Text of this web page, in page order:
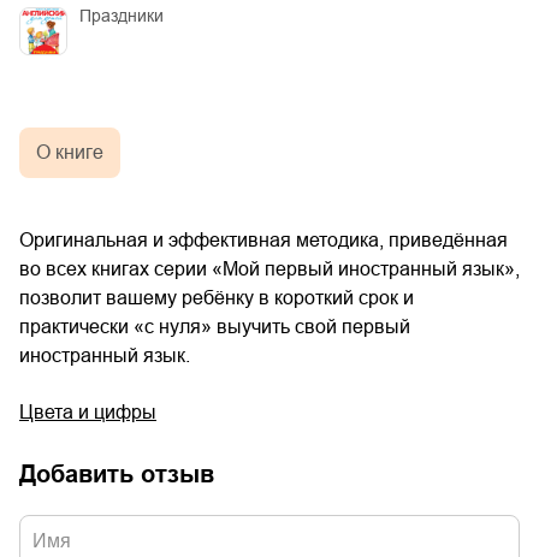
Праздники
О книге
Оригинальная и эффективная методика, приведённая
во всех книгах серии «Мой первый иностранный язык»,
позволит вашему ребёнку в короткий срок и
практически «с нуля» выучить свой первый
иностранный язык.
Цвета и цифры
Добавить отзыв